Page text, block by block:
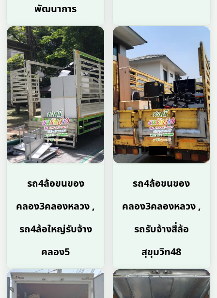
พัฒนาการ
รถ4ล้อขนของ
คลอง3คลองหลวง ,
รถ4ล้อใหญ่รับจ้าง
คลอง5
รถ4ล้อขนของ
คลอง3คลองหลวง ,
รถรับจ้างสี่ล้อ
สุขุมวิท48